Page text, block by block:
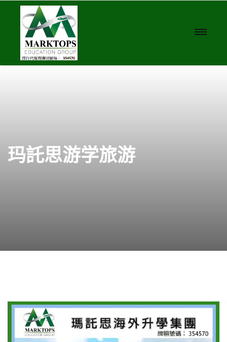
玛託思游学旅游